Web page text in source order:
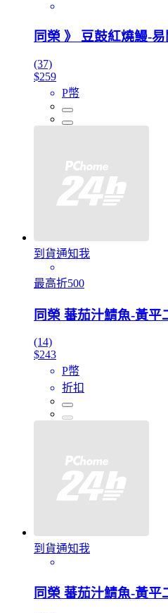
同榮 》 豆鼓紅燒鰻-
(37)
$259
P幣
到貨通知我
最高折500
同榮 蕃茄汁鯖魚-黃平
(14)
$243
P幣
折扣
到貨通知我
同榮 蕃茄汁鯖魚-黃平